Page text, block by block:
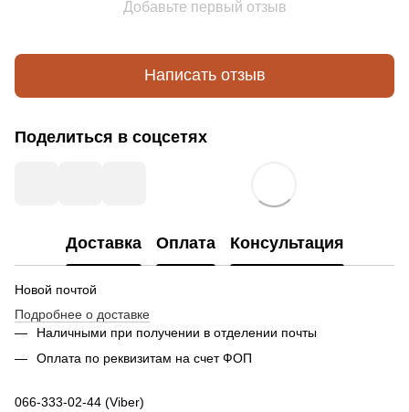
Добавьте первый отзыв
Написать отзыв
Поделиться в соцсетях
Доставка Оплата Консультация
Новой почтой
Подробнее о доставке
Наличными при получении в отделении почты
Оплата по реквизитам на счет ФОП
066-333-02-44 (Viber)